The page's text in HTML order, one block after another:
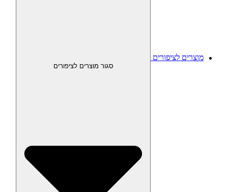
מוצרים לציפורים
סגור מוצרים לציפורים